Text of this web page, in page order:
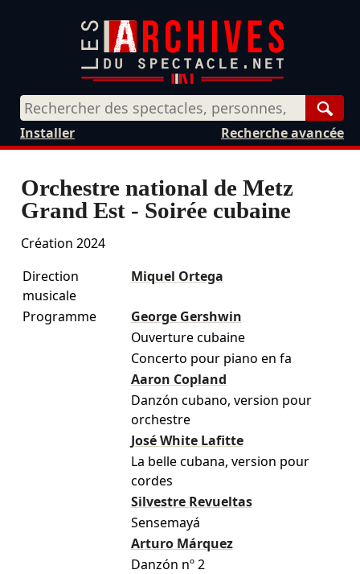
Recherche avancée
Installer
Orchestre national de Metz
Grand Est - Soirée cubaine
Création 2024
Direction
musicale
Miquel Ortega
Programme
George Gershwin
Ouverture cubaine
Concerto pour piano en fa
Aaron Copland
Danzón cubano, version pour
orchestre
José White Lafitte
La belle cubana, version pour
cordes
Silvestre Revueltas
Sensemayá
Arturo Márquez
Danzón nº 2